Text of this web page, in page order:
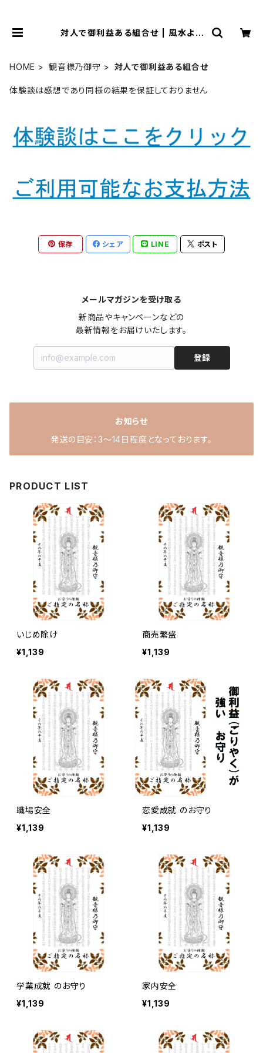
対人で御利益ある組合せ | 風水より
HOME
観音様乃御守 対人で御利益ある組合せ
体験談は感想であり同様の結果を保証しておりません
保存 シェア LINE ポスト
メールマガジンを受け取る
新商品やキャンペーンなどの
最新情報をお届けいたします。
登録
お知らせ
発送の目安：3～14日程度となっております。
PRODUCT LIST
いじめ除け
¥1,139
商売繁盛
¥1,139
職場安全
¥1,139
恋愛成就 のお守り
¥1,139
学業成就 のお守り
¥1,139
家内安全
¥1,139